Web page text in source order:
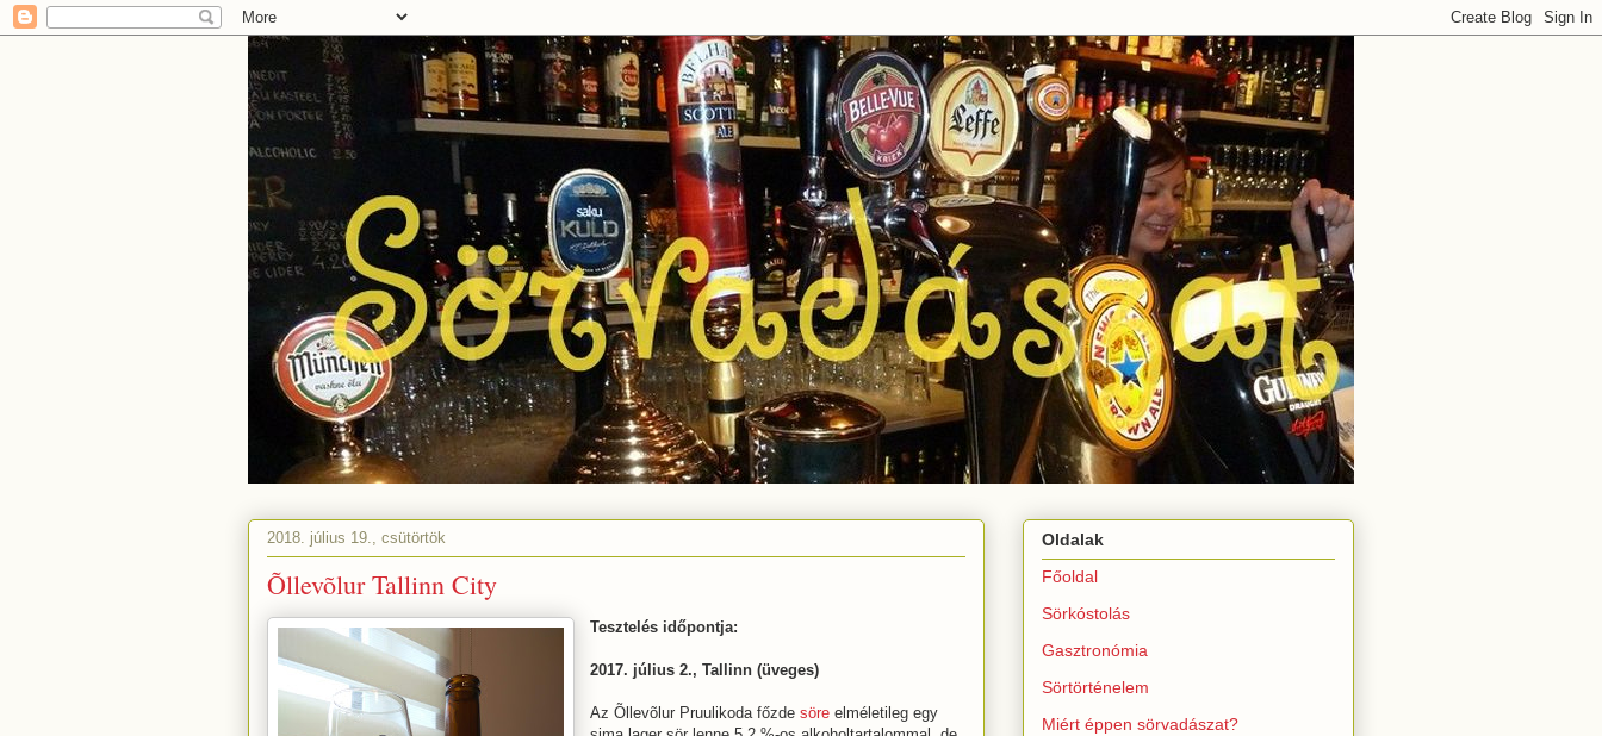
2018. július 19., csütörtök
Õllevõlur Tallinn City
Tesztelés időpontja:
2017. július 2., Tallinn (üveges)
Az Õllevõlur Pruulikoda főzde söre elméletileg egy
Oldalak
Főoldal
Sörkóstolás
Gasztronómia
Sörtörténelem
Miért éppen sörvadászat?